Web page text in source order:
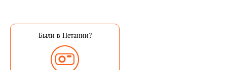
Были в Нетании?